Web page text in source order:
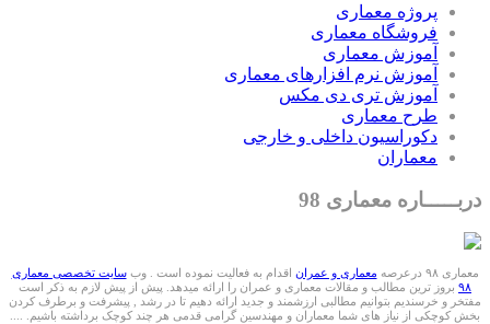
پروژه معماری
فروشگاه معماری
آموزش معماری
آموزش نرم افزارهای معماری
آموزش تری دی مکس
طرح معماری
دکوراسیون داخلی و خارجی
معماران
دربـــــاره معماری 98
معماری ۹۸ درعرصه معماری و عمران اقدام به فعالیت نموده است . وبسایت تخصصی معماری
۹۸ بروز ترین مطالب و مقالات معماری و عمران را ارائه میدهد. پیش از پیش لازم به ذکر است
مفتخر و خرسندیم بتوانیم مطالبی ارزشمند و جدید ارائه دهیم تا در رشد , پیشرفت و برطرف کردن
بخش کوچکی از نیاز های شما معماران و مهندسین گرامی قدمی هر چند کوچک برداشته باشیم. ....